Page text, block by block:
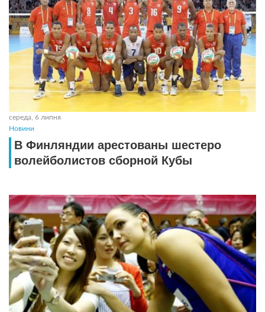
середа, 6 липня
Новини
В Финляндии арестованы шестеро
волейболистов сборной Кубы